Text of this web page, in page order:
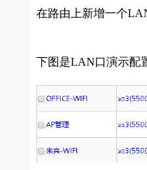
在路由上新增一个
下图是LAN口演示配